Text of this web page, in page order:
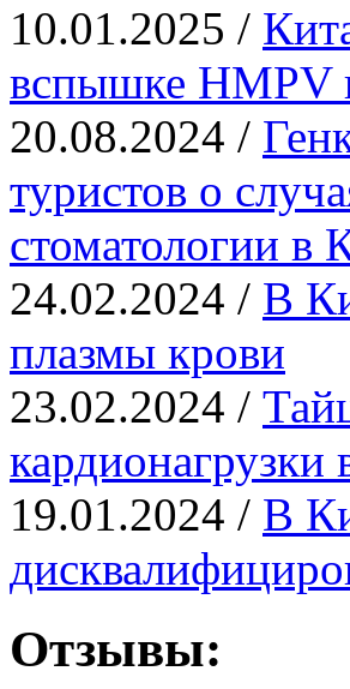
10.01.2025 /
вспышке
20.08.2024 /
туристов о
стоматологии в
24.02.2024 / В
плазмы крови
23.02.2024 /
кардионагрузки
19.01.2024 / В
Отзывы: